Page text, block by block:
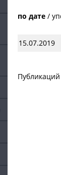
по дате /
15.07.2019